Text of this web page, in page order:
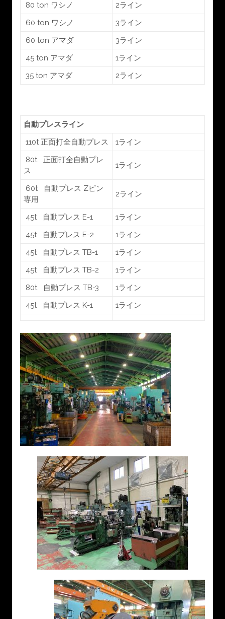
80 ton ワシノ
2ライン
60 ton ワシノ
3ライン
60 ton アマダ
3ライン
45 ton アマダ
1ライン
35 ton アマダ
2ライン
自動プレスライン
110t 正面打全自動プレス
1ライン
80t 正面打全自動プレ
ス
1ライン
60t 自動プレス Zピン
専用
2ライン
45t 自動プレス E-1
1ライン
45t 自動プレス E-2
1ライン
45t 自動プレス TB-1
1ライン
45t 自動プレス TB-2
1ライン
80t 自動プレス TB-3
1ライン
45t 自動プレス K-1
1ライン